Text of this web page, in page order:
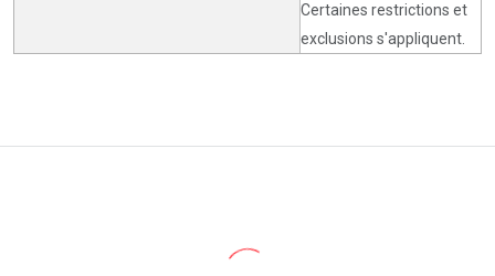
Certaines restrictions et
exclusions s'appliquent.